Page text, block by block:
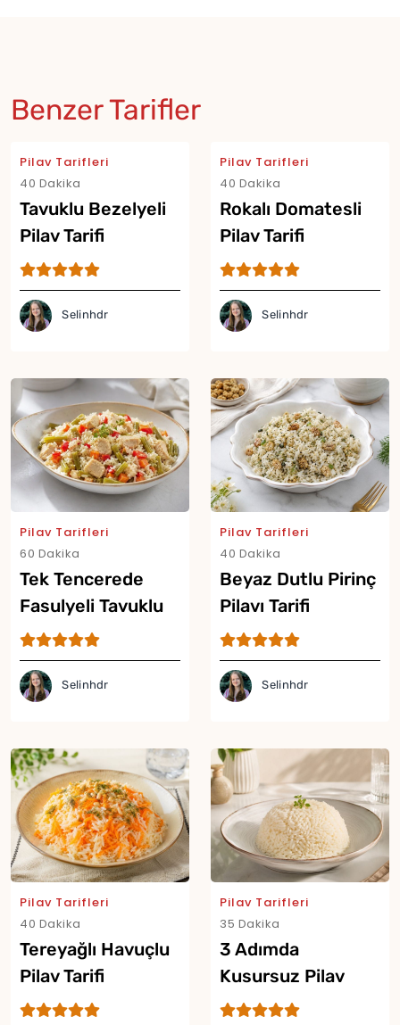
Benzer Tarifler
Pilav Tarifleri
40 Dakika
Tavuklu Bezelyeli
Pilav Tarifi
Selinhdr
Pilav Tarifleri
40 Dakika
Rokalı Domatesli
Pilav Tarifi
Selinhdr
Pilav Tarifleri
60 Dakika
Tek Tencerede
Fasulyeli Tavuklu
Pilav Tarifi
Selinhdr
Pilav Tarifleri
40 Dakika
Beyaz Dutlu Pirinç
Pilavı Tarifi
Selinhdr
Pilav Tarifleri
40 Dakika
Tereyağlı Havuçlu
Pilav Tarifi
Pilav Tarifleri
35 Dakika
3 Adımda
Kusursuz Pilav
Tarifi